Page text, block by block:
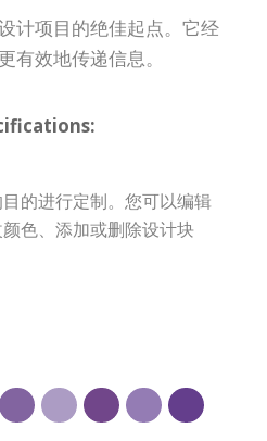
计项目的绝佳起点。它经
有效地传递信息。
的进行定制。您可以编辑
色、添加或删除设计块